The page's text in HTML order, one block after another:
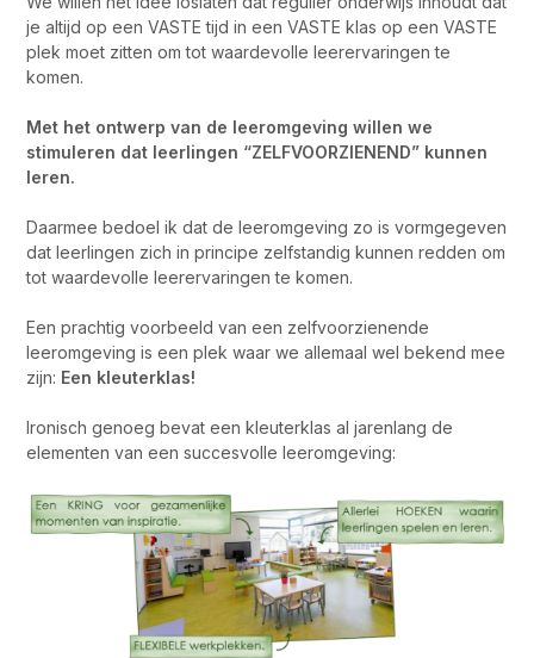
je altijd op een VASTE tijd in een VASTE klas op een VASTE
plek moet zitten om tot waardevolle leerervaringen te
komen.
Met het ontwerp van de leeromgeving willen we
stimuleren dat leerlingen “ZELFVOORZIENEND” kunnen
leren.
Daarmee bedoel ik dat de leeromgeving zo is vormgegeven
dat leerlingen zich in principe zelfstandig kunnen redden om
tot waardevolle leerervaringen te komen.
Een prachtig voorbeeld van een zelfvoorzienende
leeromgeving is een plek waar we allemaal wel bekend mee
zijn: Een kleuterklas!
Ironisch genoeg bevat een kleuterklas al jarenlang de
elementen van een succesvolle leeromgeving: